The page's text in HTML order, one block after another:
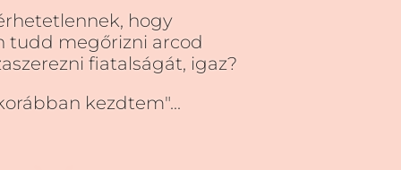
hogy
tudd megőrizni arcod
fiatalságát, igaz?
kezdtem"...